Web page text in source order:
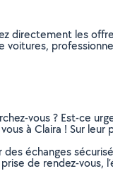
directement les
voitures,
vous ? Est-ce
à Claira ! Sur
des échanges
de rendez-